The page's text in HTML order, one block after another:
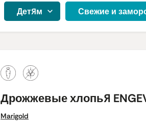
Детям Свежие и
Дрожжевые хлопья
Marigold